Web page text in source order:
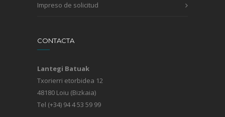
Impreso de solicitud
CONTACTA
Lantegi Batuak
Txorierri etorbidea 12
48180 Loiu (Bizkaia)
Tel (+34) 94 4 53 59 99